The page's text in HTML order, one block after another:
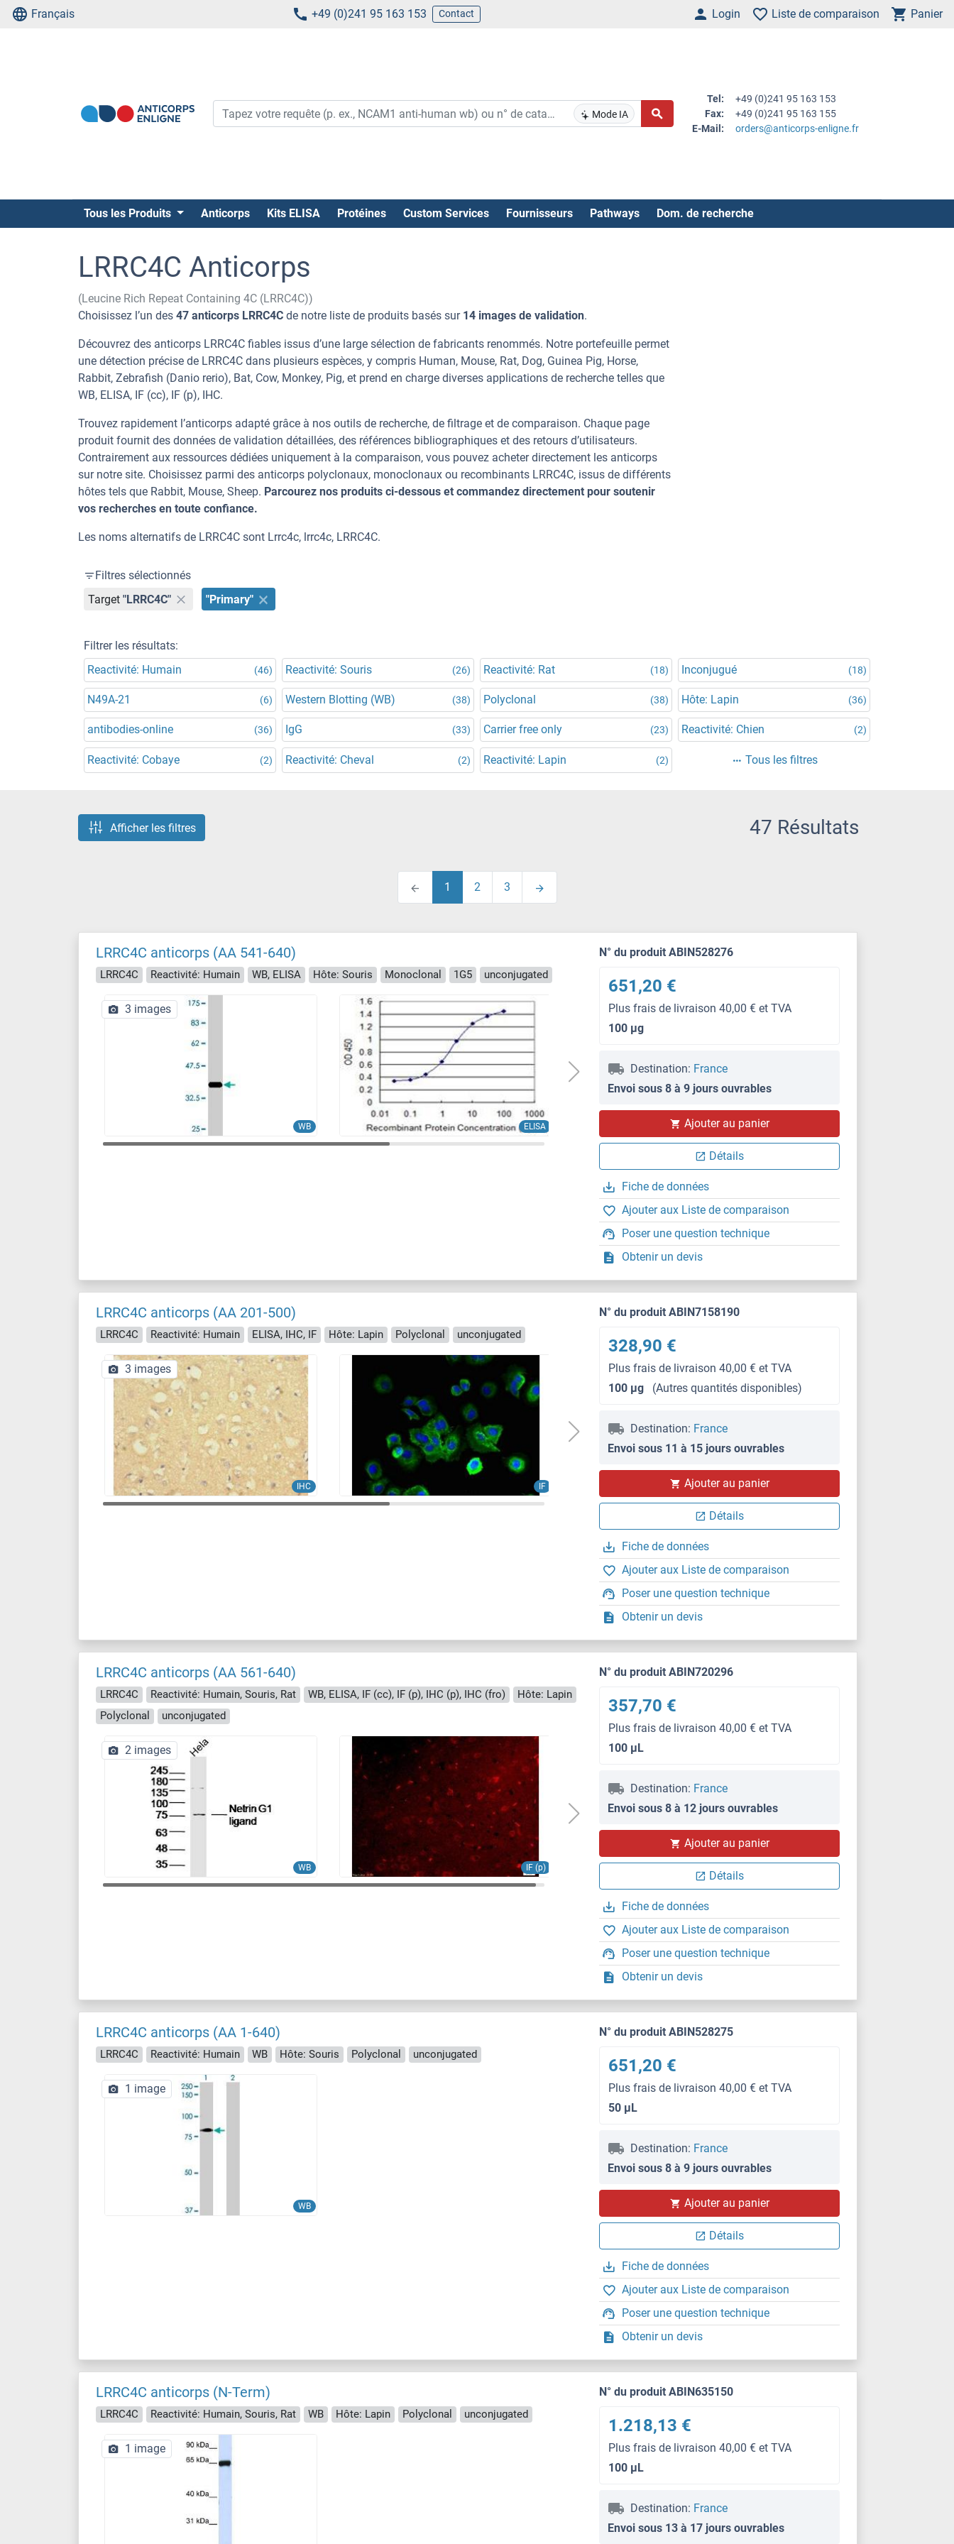
Français +49 (0)241 95 163 153 Contact Login Liste de comparaison Panier
Mode IA
Tel:
+49 (0)241 95 163 153
Fax:
+49 (0)241 95 163 155
E-Mail:
orders@anticorps-enligne.fr
Tous les Produits Anticorps Kits ELISA Protéines Custom Services Fournisseurs Pathways Dom. de recherche
LRRC4C Anticorps
(Leucine Rich Repeat Containing 4C (LRRC4C))
Choisissez l’un des 47 anticorps LRRC4C de notre liste de produits basés sur 14 images de validation.
Découvrez des anticorps LRRC4C fiables issus d’une large sélection de fabricants renommés. Notre portefeuille permet
une détection précise de LRRC4C dans plusieurs espèces, y compris Human, Mouse, Rat, Dog, Guinea Pig, Horse,
Rabbit, Zebrafish (Danio rerio), Bat, Cow, Monkey, Pig, et prend en charge diverses applications de recherche telles que
WB, ELISA, IF (cc), IF (p), IHC.
Trouvez rapidement l’anticorps adapté grâce à nos outils de recherche, de filtrage et de comparaison. Chaque page
produit fournit des données de validation détaillées, des références bibliographiques et des retours d’utilisateurs.
Contrairement aux ressources dédiées uniquement à la comparaison, vous pouvez acheter directement les anticorps
sur notre site. Choisissez parmi des anticorps polyclonaux, monoclonaux ou recombinants LRRC4C, issus de différents
hôtes tels que Rabbit, Mouse, Sheep. Parcourez nos produits ci-dessous et commandez directement pour soutenir
vos recherches en toute confiance.
Les noms alternatifs de LRRC4C sont Lrrc4c, lrrc4c, LRRC4C.
Filtres sélectionnés
Target "LRRC4C" "Primary"
Filtrer les résultats:
Reactivité: Humain
(46) Reactivité: Souris (26) Reactivité: Rat (18) Inconjugué (18)
N49A-21 (6) Western Blotting (WB) (38) Polyclonal (38) Hôte: Lapin (36)
antibodies-online (36) IgG (33) Carrier free only (23) Reactivité: Chien (2)
Reactivité: Cobaye (2) Reactivité: Cheval (2) Reactivité: Lapin (2) Tous les filtres
Afficher les filtres 47 Résultats
1 2 3
LRRC4C anticorps (AA 541-640)
LRRC4C Reactivité: Humain WB, ELISA Hôte: Souris Monoclonal 1G5 unconjugated
WB ELISA
WB
3 images
N° du produit ABIN528276
651,20 €
Plus frais de livraison 40,00 € et TVA
100 μg
Destination: France
Envoi sous 8 à 9 jours ouvrables
Ajouter au panier
Détails
Fiche de données
Ajouter aux Liste de comparaison
Poser une question technique
Obtenir un devis
LRRC4C anticorps (AA 201-500)
LRRC4C Reactivité: Humain ELISA, IHC, IF Hôte: Lapin Polyclonal unconjugated
IHC IF
IHC
3 images
N° du produit ABIN7158190
328,90 €
Plus frais de livraison 40,00 € et TVA
100 μg
(Autres quantités disponibles)
Destination: France
Envoi sous 11 à 15 jours ouvrables
Ajouter au panier
Détails
Fiche de données
Ajouter aux Liste de comparaison
Poser une question technique
Obtenir un devis
LRRC4C anticorps (AA 561-640)
LRRC4C Reactivité: Humain, Souris, Rat WB, ELISA, IF (cc), IF (p), IHC (p), IHC (fro)
Hôte: Lapin
Polyclonal
unconjugated
WB IF (p)
2 images
N° du produit ABIN720296
357,70 €
Plus frais de livraison 40,00 € et TVA
100 μL
Destination: France
Envoi sous 8 à 12 jours ouvrables
Ajouter au panier
Détails
Fiche de données
Ajouter aux Liste de comparaison
Poser une question technique
Obtenir un devis
LRRC4C anticorps (AA 1-640)
LRRC4C Reactivité: Humain WB Hôte: Souris Polyclonal unconjugated
WB
1 image
N° du produit ABIN528275
651,20 €
Plus frais de livraison 40,00 € et TVA
50 μL
Destination: France
Envoi sous 8 à 9 jours ouvrables
Ajouter au panier
Détails
Fiche de données
Ajouter aux Liste de comparaison
Poser une question technique
Obtenir un devis
LRRC4C anticorps (N-Term)
LRRC4C Reactivité: Humain, Souris, Rat WB Hôte: Lapin Polyclonal unconjugated
1 image
N° du produit ABIN635150
1.218,13 €
Plus frais de livraison 40,00 € et TVA
100 μL
Destination: France
Envoi sous 13 à 17 jours ouvrables